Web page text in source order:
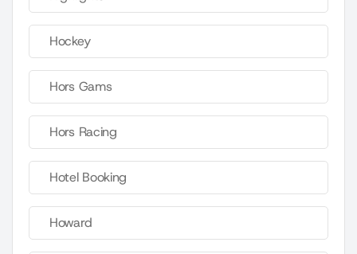
Hockey
Hors Gams
Hors Racing
Hotel Booking
Howard